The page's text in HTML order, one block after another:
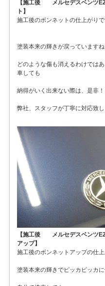
【施工後 メルセデスベンツ
ト】
施工後のボンネットの仕上がりで
塗装本来の輝きが戻っていますね
どのような傷も消えるわけでは
車しても
納得がいく出来ない際は、是非
弊社、スタッフが丁寧に対応致し
【施工後 メルセデスベンツ
アップ】
施工後のボンネットアップの仕
塗装本来の輝きでピッカピッカに